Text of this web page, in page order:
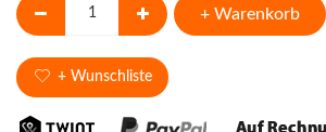
+ Warenkorb
+ Wunschliste